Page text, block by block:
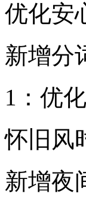
优化安
新增分
1：优
怀旧风
新增夜